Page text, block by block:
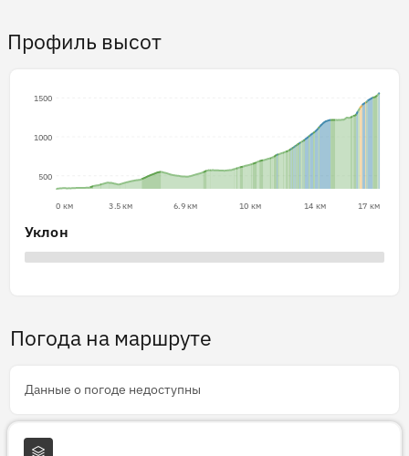
Профиль высот
500
1000
1500
0 км 3.5 км 6.9 км 10 км 14 км 17 км
Уклон
Погода на маршруте
Данные о погоде недоступны